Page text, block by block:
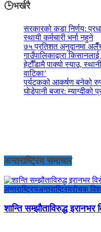
🕒भर्खरै
सरकारको कडा निर्णय:
स्थायी कर्मचारी भर्ना नहुने
७५ प्रतिशत अनुदानमा
गाउँपालिकाद्वारा
हेटौँडामै पाक्यो स्याउ,
वाटिका’
पर्यटकको आकर्षण बनेको
घोडेपानी बजार: म्याग्दीको
अन्तराष्ट्रिय समाचार
अन्तराष्ट्रियअन्तराष्ट्रियरोचक
शान्ति सम्झौताविरुद्ध इरानभर